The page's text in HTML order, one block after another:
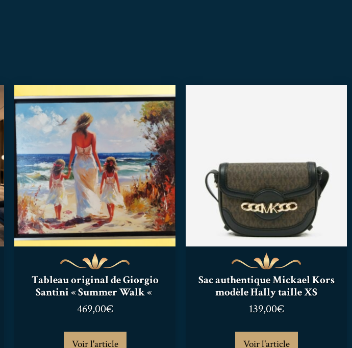
Tableau original de Giorgio
Santini « Summer Walk «
469,00€
Voir l'article
Sac authentique Mickael Kors
modèle Hally taille XS
139,00€
Voir l'article